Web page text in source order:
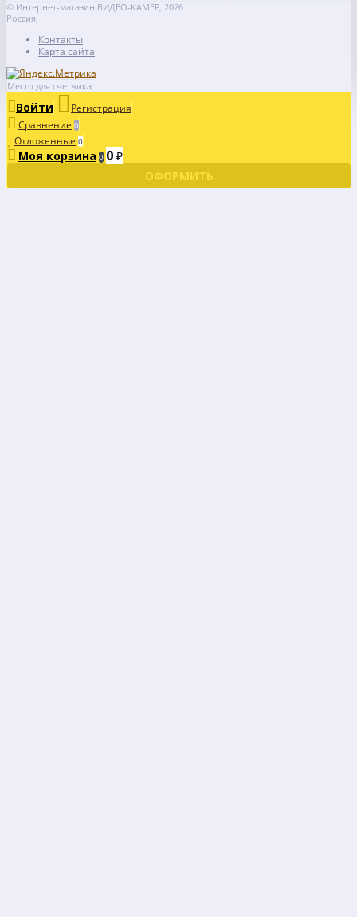
© Интернет-магазин ВИДЕО-КАМЕР, 2026
Россия,
Контакты
Карта сайта
Место для счетчика
Войти
Регистрация
Сравнение 0
Отложенные 0
Моя корзина 0 0 ₽
ОФОРМИТЬ